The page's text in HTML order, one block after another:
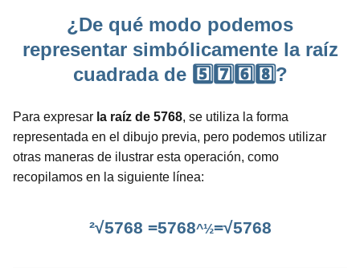
¿De qué modo podemos
representar simbólicamente la raíz
cuadrada de 5️⃣7️⃣6️⃣8️⃣?
Para expresar la raíz de 5768, se utiliza la forma
representada en el dibujo previa, pero podemos utilizar
otras maneras de ilustrar esta operación, como
recopilamos en la siguiente línea:
²√5768 =5768^½=√5768